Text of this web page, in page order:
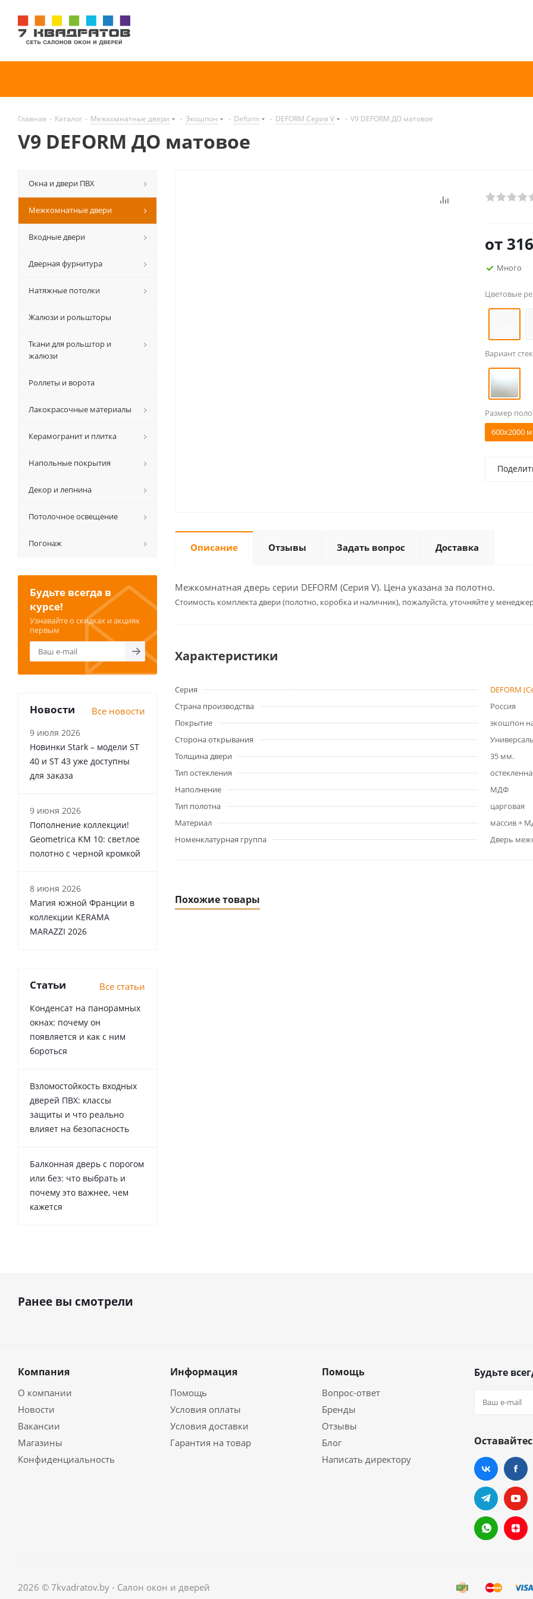
Главная - Каталог - Межкомнатные двери - Экошпон - Deform - DEFORM Серия V - V9 DEFORM ДО матовое
V9 DEFORM ДО матовое
от
Много
Цветовые
Вариант
Размер
600x2000
Описание Отзывы Задать вопрос Доставка
Межкомнатная дверь серии DEFORM (Серия V). Цена указана за полотно.
Cтоимость комплекта двери (полотно, коробка и наличник), пожалуйста, уточняйте у
Характеристики
Серия
DEFORM
Страна производства
Россия
Покрытие
экошпон
Сторона открывания
Толщина двери
35 мм.
Тип остекления
Наполнение
МДФ
Тип полотна
царговая
Материал
массив +
Номенклатурная группа
Дверь
Похожие товары
Окна и двери ПВХ
Межкомнатные двери
Входные двери
Дверная фурнитура
Натяжные потолки
Жалюзи и рольшторы
Ткани для рольштор и
жалюзи
Роллеты и ворота
Лакокрасочные материалы
Керамогранит и плитка
Напольные покрытия
Декор и лепнина
Потолочное освещение
Погонаж
Будьте всегда в
курсе!
Узнавайте о скидках и акциях
первым
Новости Все новости
9 июля 2026
Новинки Stark – модели ST
40 и ST 43 уже доступны
для заказа
9 июня 2026
Пополнение коллекции!
Geometrica KM 10: светлое
полотно с черной кромкой
8 июня 2026
Магия южной Франции в
коллекции KERAMA
MARAZZI 2026
Статьи Все статьи
Конденсат на панорамных
окнах: почему он
появляется и как с ним
бороться
Взломостойкость входных
дверей ПВХ: классы
защиты и что реально
влияет на безопасность
Балконная дверь с порогом
или без: что выбрать и
почему это важнее, чем
кажется
Ранее вы смотрели
Компания
О компании
Новости
Вакансии
Магазины
Конфиденциальность
Информация
Помощь
Условия оплаты
Условия доставки
Гарантия на товар
Помощь
Вопрос-ответ
Бренды
Отзывы
Блог
Написать директору
Будьте
2026 © 7kvadratov.by - Салон окон и дверей